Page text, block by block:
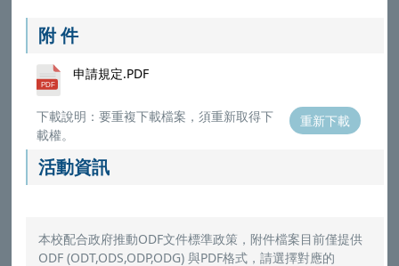
附 件
申請規定.PDF
下載說明：要重複下載檔案，須重新取得下
載權。
重新下載
活動資訊
本校配合政府推動ODF文件標準政策，附件檔案目前僅提供
ODF (ODT,ODS,ODP,ODG) 與PDF格式，請選擇對應的